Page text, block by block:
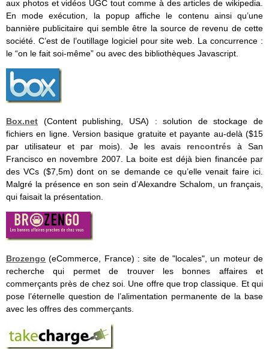
aux photos et vidéos UGC tout comme à des articles de wikipedia.
En mode exécution, la popup affiche le contenu ainsi qu’une
bannière publicitaire qui semble être la source de revenu de cette
société. C’est de l’outillage logiciel pour site web. La concurrence :
le “on le fait soi-même” ou avec des bibliothèques Javascript.
Box.net (Content publishing, USA) : solution de stockage de
fichiers en ligne. Version basique gratuite et payante au-delà ($15
par utilisateur et par mois). Je les avais rencontrés à San
Francisco en novembre 2007. La boite est déjà bien financée par
des VCs ($7,5m) dont on se demande ce qu’elle venait faire ici.
Malgré la présence en son sein d’Alexandre Schalom, un français,
qui faisait la présentation.
Brozengo (eCommerce, France) : site de "locales", un moteur de
recherche qui permet de trouver les bonnes affaires et
commerçants près de chez soi. Une offre que trop classique. Et qui
pose l’éternelle question de l’alimentation permanente de la base
avec les offres des commerçants.